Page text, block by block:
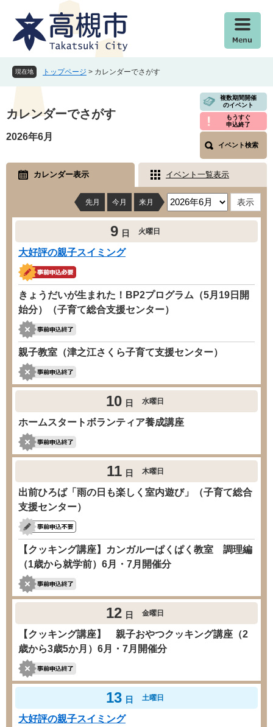
本
文
現在地 トップページ > カレンダーでさがす
文
カレンダーでさがす
複数期間開催
のイベント
もうすぐ
申込終了
イベント検索
2026年6月
カレンダー表示 イベント一覧表示
先月 今月 来月
9 日 火曜日
大好評の親子スイミング
きょうだいが生まれた！BP2プログラム（5月19日開
始分）（子育て総合支援センター）
親子教室（津之江さくら子育て支援センター）
10 日 水曜日
ホームスタートボランティア養成講座
11 日 木曜日
出前ひろば「雨の日も楽しく室内遊び」（子育て総合
支援センター）
【クッキング講座】カンガルーぱくぱく教室 調理編
（1歳から就学前）6月・7月開催分
12 日 金曜日
【クッキング講座】 親子おやつクッキング講座（2
歳から3歳5か月）6月・7月開催分
13 日 土曜日
大好評の親子スイミング